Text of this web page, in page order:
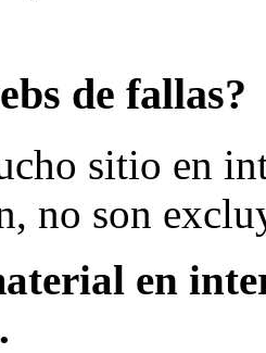
de fallas?
sitio en
no son
en